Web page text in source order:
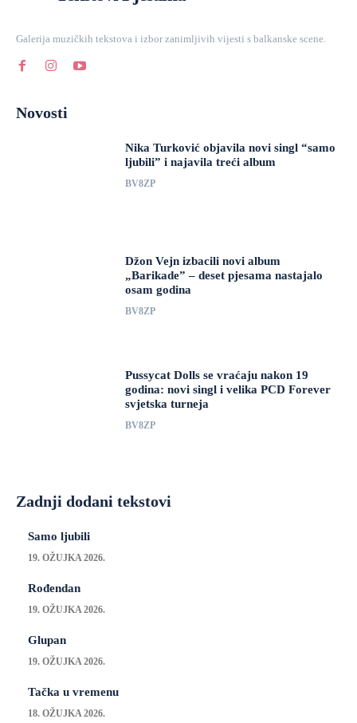
Galerija muzičkih tekstova i izbor zanimljivih vijesti s balkanske scene.
Novosti
Nika Turković objavila novi singl “samo
ljubili” i najavila treći album
BV8ZP
Džon Vejn izbacili novi album
„Barikade” – deset pjesama nastajalo
osam godina
BV8ZP
Pussycat Dolls se vraćaju nakon 19
godina: novi singl i velika PCD Forever
svjetska turneja
BV8ZP
Zadnji dodani tekstovi
Samo ljubili
19. OŽUJKA 2026.
Rođendan
19. OŽUJKA 2026.
Glupan
19. OŽUJKA 2026.
Tačka u vremenu
18. OŽUJKA 2026.